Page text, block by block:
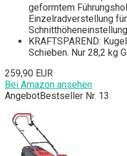
geformtem
Einzelradverstellung
Schnitthöheneinstellung
KRAFTSPAREND:
Schieben. Nur 28,2 kg
259,90 EUR
Bei Amazon ansehen
AngebotBestseller Nr. 13